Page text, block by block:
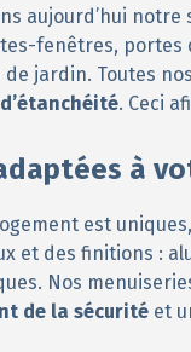
aujourd’hui
fenêtres, portes
jardin. Toutes
. Ceci
à
est
et des finitions :
Nos
de la sécurité et